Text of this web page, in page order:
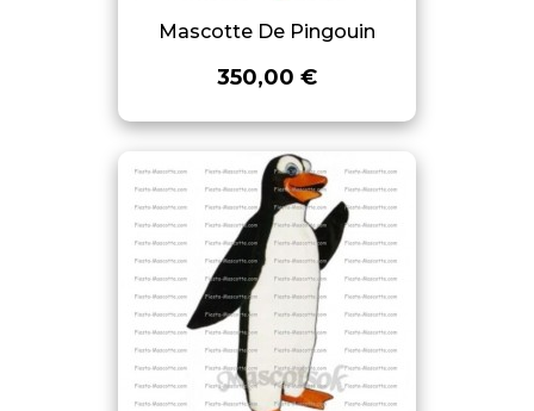
Mascotte De Pingouin
350,00 €